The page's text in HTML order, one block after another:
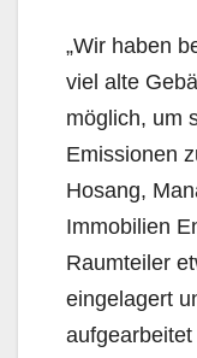
„Wir haben
viel alte
möglich, um
Emissionen
Hosang,
Immobilien
Raumteiler
eingelagert